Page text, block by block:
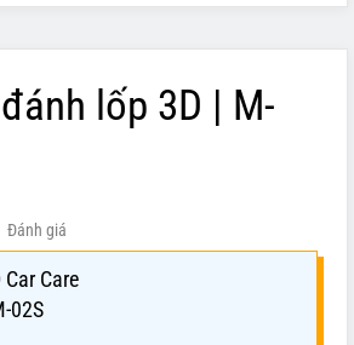
lốp 3D | M-
Đánh giá
Car Care
02S